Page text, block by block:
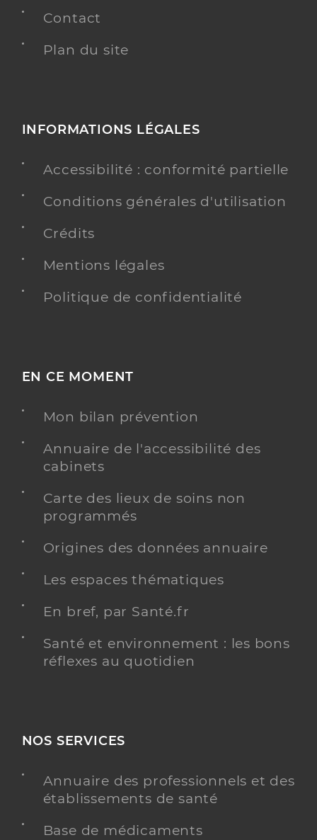
Contact
Plan du site
INFORMATIONS LÉGALES
Accessibilité : conformité partielle
Conditions générales d'utilisation
Crédits
Mentions légales
Politique de confidentialité
EN CE MOMENT
Mon bilan prévention
Annuaire de l'accessibilité des
cabinets
Carte des lieux de soins non
programmés
Origines des données annuaire
Les espaces thématiques
En bref, par Santé.fr
Santé et environnement : les bons
réflexes au quotidien
NOS SERVICES
Annuaire des professionnels et des
établissements de santé
Base de médicaments